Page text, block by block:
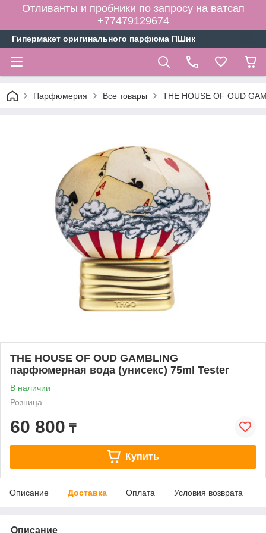
Отливанты и пробники по запросу на ватсап
+77479129674
Гипермакет оригинального парфюма ПШик
Парфюмерия Все товары THE HOUSE OF OUD
THE HOUSE OF OUD GAMBLING
парфюмерная вода (унисекс) 75ml Tester
В наличии
Розница
60 800 ₸
Купить
Описание Доставка Оплата Условия возврата
Описание